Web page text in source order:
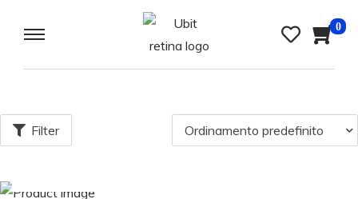
0
Filter